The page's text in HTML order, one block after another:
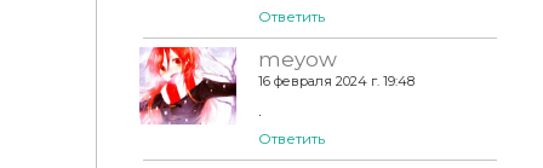
Syboulette - Maybe Later
Ответить
meyow
16 февраля 2024 г. 19:48
.
Ответить